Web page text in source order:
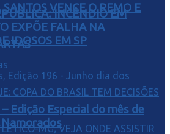
SANTOS VENCE O REMO E
INCÊNDIO EM
EXPÕE FALHA NA
IDOSOS EM SP
Edição Especial do mês de